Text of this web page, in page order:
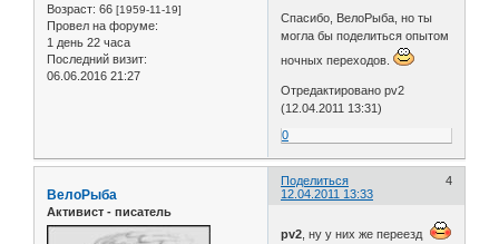
Возраст: 66 [1959-11-19]
Провел на форуме:
1 день 22 часа
Последний визит:
06.06.2016 21:27
Спасибо, ВелоРыба, но ты
могла бы поделиться опытом
ночных переходов.
Отредактировано pv2
(12.04.2011 13:31)
0
Поделиться
4
12.04.2011 13:33
ВелоРыба
Активист - писатель
pv2, ну у них же переезд